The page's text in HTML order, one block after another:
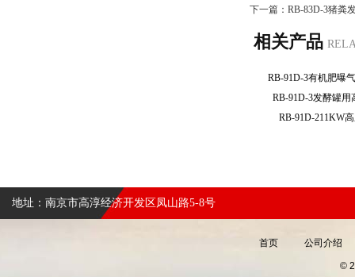
下一篇： RB-83D-3猪粪
相关产品
RB-91D-3有机肥
RB-91D-3发酵罐
RB-91D-211KW
地址：南京市高淳经济开发区凤山路5-8号
首页 公司介绍
©